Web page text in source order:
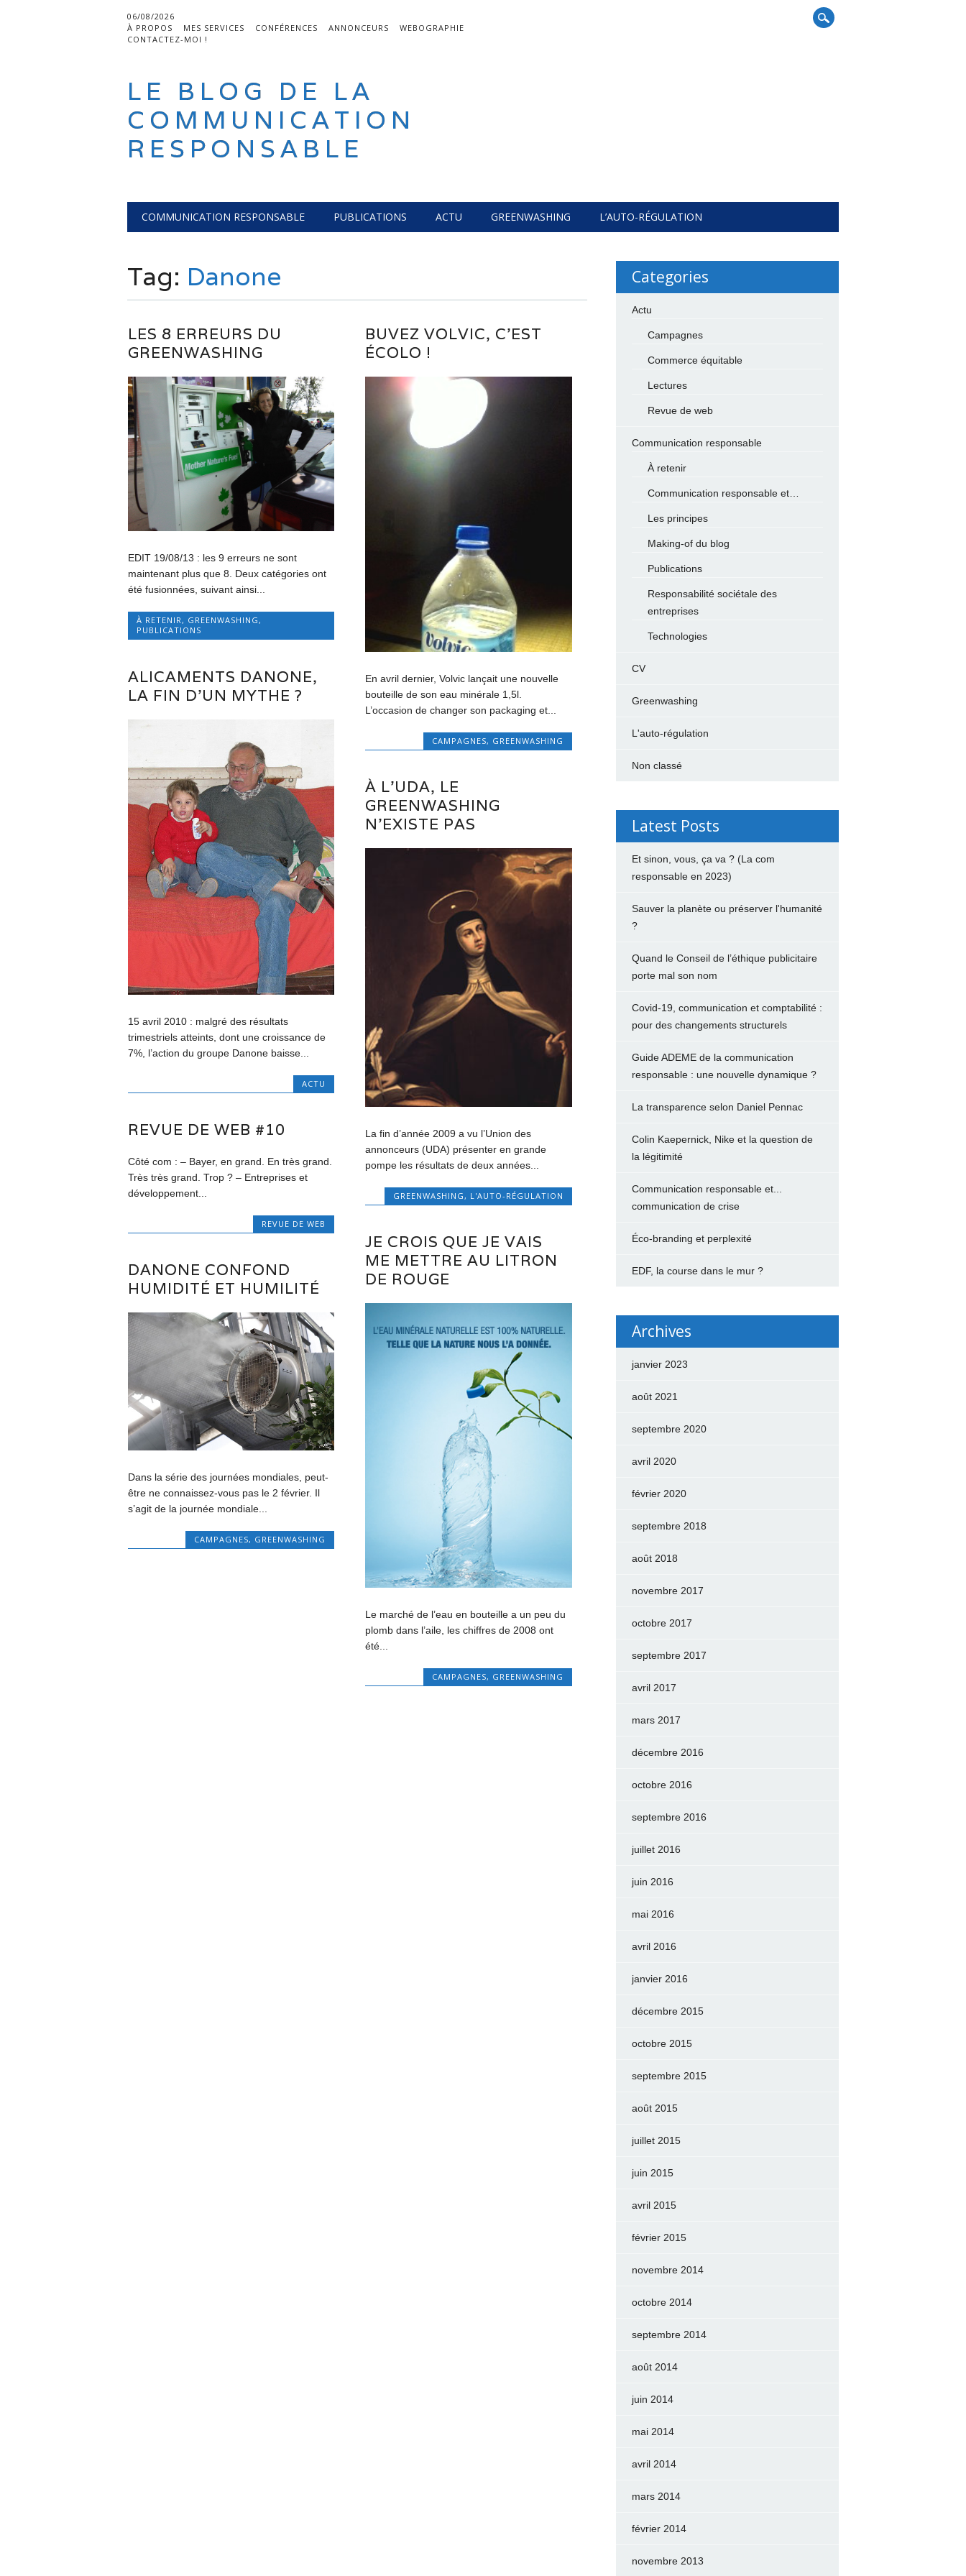
06/08/2026
À PROPOS
MES SERVICES CONFÉRENCES ANNONCEURS
WEBOGRAPHIE
CONTACTEZ-MOI !
LE BLOG DE LA
COMMUNICATION
RESPONSABLE
Main menu
COMMUNICATION RESPONSABLE PUBLICATIONS ACTU GREENWASHING L’AUTO-RÉGULATION
Tag: Danone
LES 8 ERREURS DU
GREENWASHING
EDIT 19/08/13 : les 9 erreurs ne sont
maintenant plus que 8. Deux catégories ont
été fusionnées, suivant ainsi...
À RETENIR, GREENWASHING,
PUBLICATIONS
BUVEZ VOLVIC, C’EST
ÉCOLO !
En avril dernier, Volvic lançait une nouvelle
bouteille de son eau minérale 1,5l.
L’occasion de changer son packaging et...
CAMPAGNES, GREENWASHING
ALICAMENTS DANONE,
LA FIN D’UN MYTHE ?
15 avril 2010 : malgré des résultats
trimestriels atteints, dont une croissance de
7%, l’action du groupe Danone baisse...
ACTU
À L’UDA, LE
GREENWASHING
N’EXISTE PAS
La fin d’année 2009 a vu l’Union des
annonceurs (UDA) présenter en grande
pompe les résultats de deux années...
GREENWASHING , L'AUTO-RÉGULATION
REVUE DE WEB #10
Côté com : – Bayer, en grand. En très grand.
Très très grand. Trop ? – Entreprises et
développement...
REVUE DE WEB
JE CROIS QUE JE VAIS
ME METTRE AU LITRON
DE ROUGE
Le marché de l’eau en bouteille a un peu du
plomb dans l’aile, les chiffres de 2008 ont
été...
CAMPAGNES, GREENWASHING
DANONE CONFOND
HUMIDITÉ ET HUMILITÉ
Dans la série des journées mondiales, peut-
être ne connaissez-vous pas le 2 février. Il
s’agit de la journée mondiale...
CAMPAGNES, GREENWASHING
Categories
Actu
Campagnes
Commerce équitable
Lectures
Revue de web
Communication responsable
À retenir
Communication responsable et…
Les principes
Making-of du blog
Publications
Responsabilité sociétale des
entreprises
Technologies
CV
Greenwashing
L'auto-régulation
Non classé
Latest Posts
Et sinon, vous, ça va ? (La com
responsable en 2023)
Sauver la planète ou préserver l'humanité
?
Quand le Conseil de l’éthique publicitaire
porte mal son nom
Covid-19, communication et comptabilité :
pour des changements structurels
Guide ADEME de la communication
responsable : une nouvelle dynamique ?
La transparence selon Daniel Pennac
Colin Kaepernick, Nike et la question de
la légitimité
Communication responsable et...
communication de crise
Éco-branding et perplexité
EDF, la course dans le mur ?
Archives
janvier 2023
août 2021
septembre 2020
avril 2020
février 2020
septembre 2018
août 2018
novembre 2017
octobre 2017
septembre 2017
avril 2017
mars 2017
décembre 2016
octobre 2016
septembre 2016
juillet 2016
juin 2016
mai 2016
avril 2016
janvier 2016
décembre 2015
octobre 2015
septembre 2015
août 2015
juillet 2015
juin 2015
avril 2015
février 2015
novembre 2014
octobre 2014
septembre 2014
août 2014
juin 2014
mai 2014
avril 2014
mars 2014
février 2014
novembre 2013